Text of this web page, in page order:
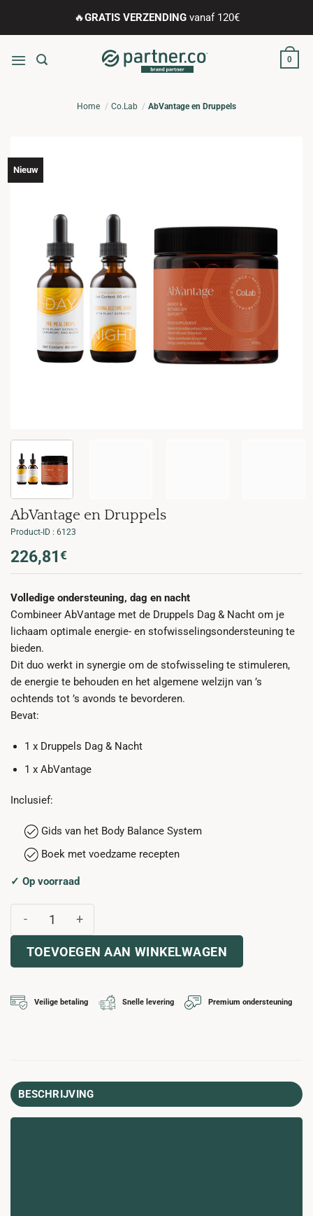
🔥GRATIS VERZENDINGvanaf 120€
0
Home Co.Lab AbVantage en Druppels
Nieuw
AbVantage en Druppels
Product-ID : 6123
Oorspronkelijke
prijs
285,59€.
226,81 €
prijs
226,81€.
Volledige ondersteuning, dag en nacht
Combineer AbVantage met de Druppels Dag & Nacht om je
lichaam optimale energie- en stofwisselingsondersteuning te
bieden.
Dit duo werkt in synergie om de stofwisseling te stimuleren,
de energie te behouden en het algemene welzijn van ’s
ochtends tot ’s avonds te bevorderen.
Bevat:
1 x Druppels Dag & Nacht
1 x AbVantage
Inclusief:
Gids van het Body Balance System
Boek met voedzame recepten
✓ Op voorraad
TOEVOEGEN AAN WINKELWAGEN
Veilige betaling Snelle levering Premium ondersteuning
BESCHRIJVING